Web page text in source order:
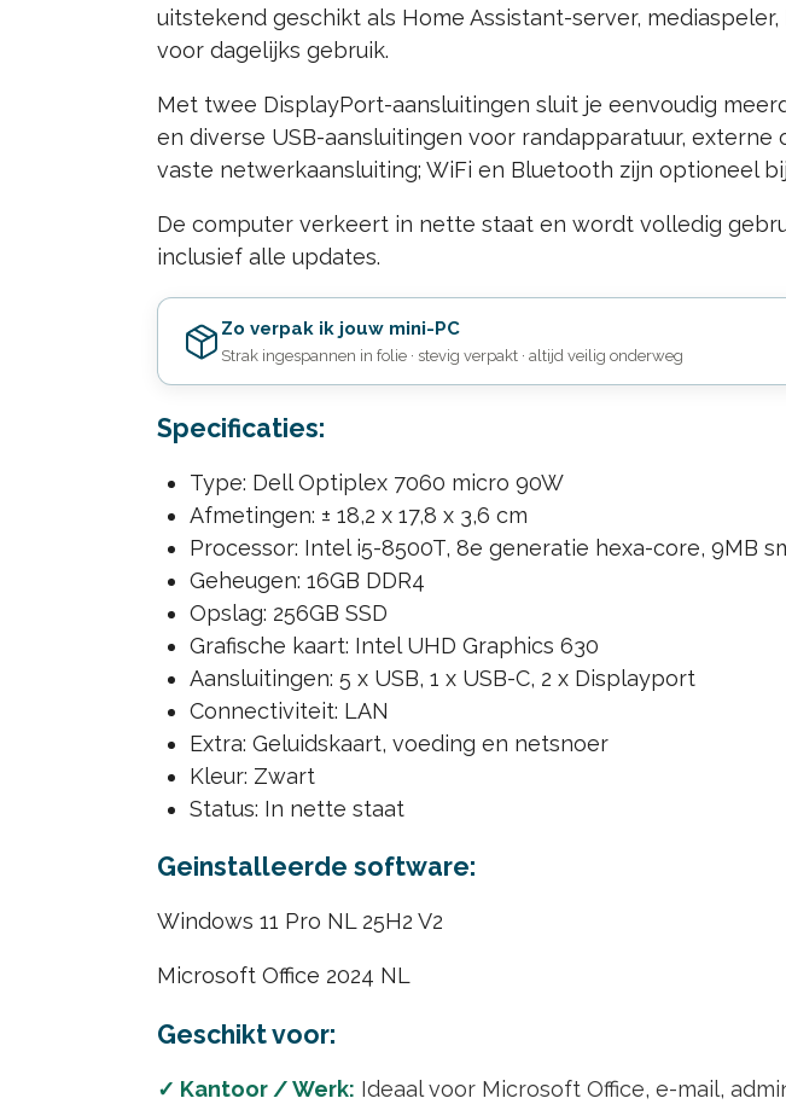
uitstekend geschikt als Home Assistant-server,
voor dagelijks gebruik.
Met twee DisplayPort-aansluitingen sluit je eenvoudig
en diverse USB-aansluitingen voor randapparatuur,
vaste netwerkaansluiting; WiFi en Bluetooth zijn optioneel
De computer verkeert in nette staat en wordt volledig
inclusief alle updates.
Zo verpak ik jouw mini-PC
Strak ingespannen in folie · stevig verpakt · altijd veilig onderweg
Specificaties:
Type: Dell Optiplex 7060 micro 90W
Afmetingen: ± 18,2 x 17,8 x 3,6 cm
Processor: Intel i5-8500T, 8e generatie hexa-core, 9MB
Geheugen: 16GB DDR4
Opslag: 256GB SSD
Grafische kaart: Intel UHD Graphics 630
Aansluitingen: 5 x USB, 1 x USB-C, 2 x Displayport
Connectiviteit: LAN
Extra: Geluidskaart, voeding en netsnoer
Kleur: Zwart
Status: In nette staat
Geinstalleerde software:
Windows 11 Pro NL 25H2 V2
Microsoft Office 2024 NL
Geschikt voor:
✓ Kantoor / Werk: Ideaal voor Microsoft Office, e-mail,